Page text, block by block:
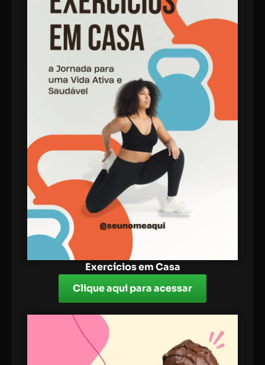
Exercícios em Casa
Clique aqui para acessar